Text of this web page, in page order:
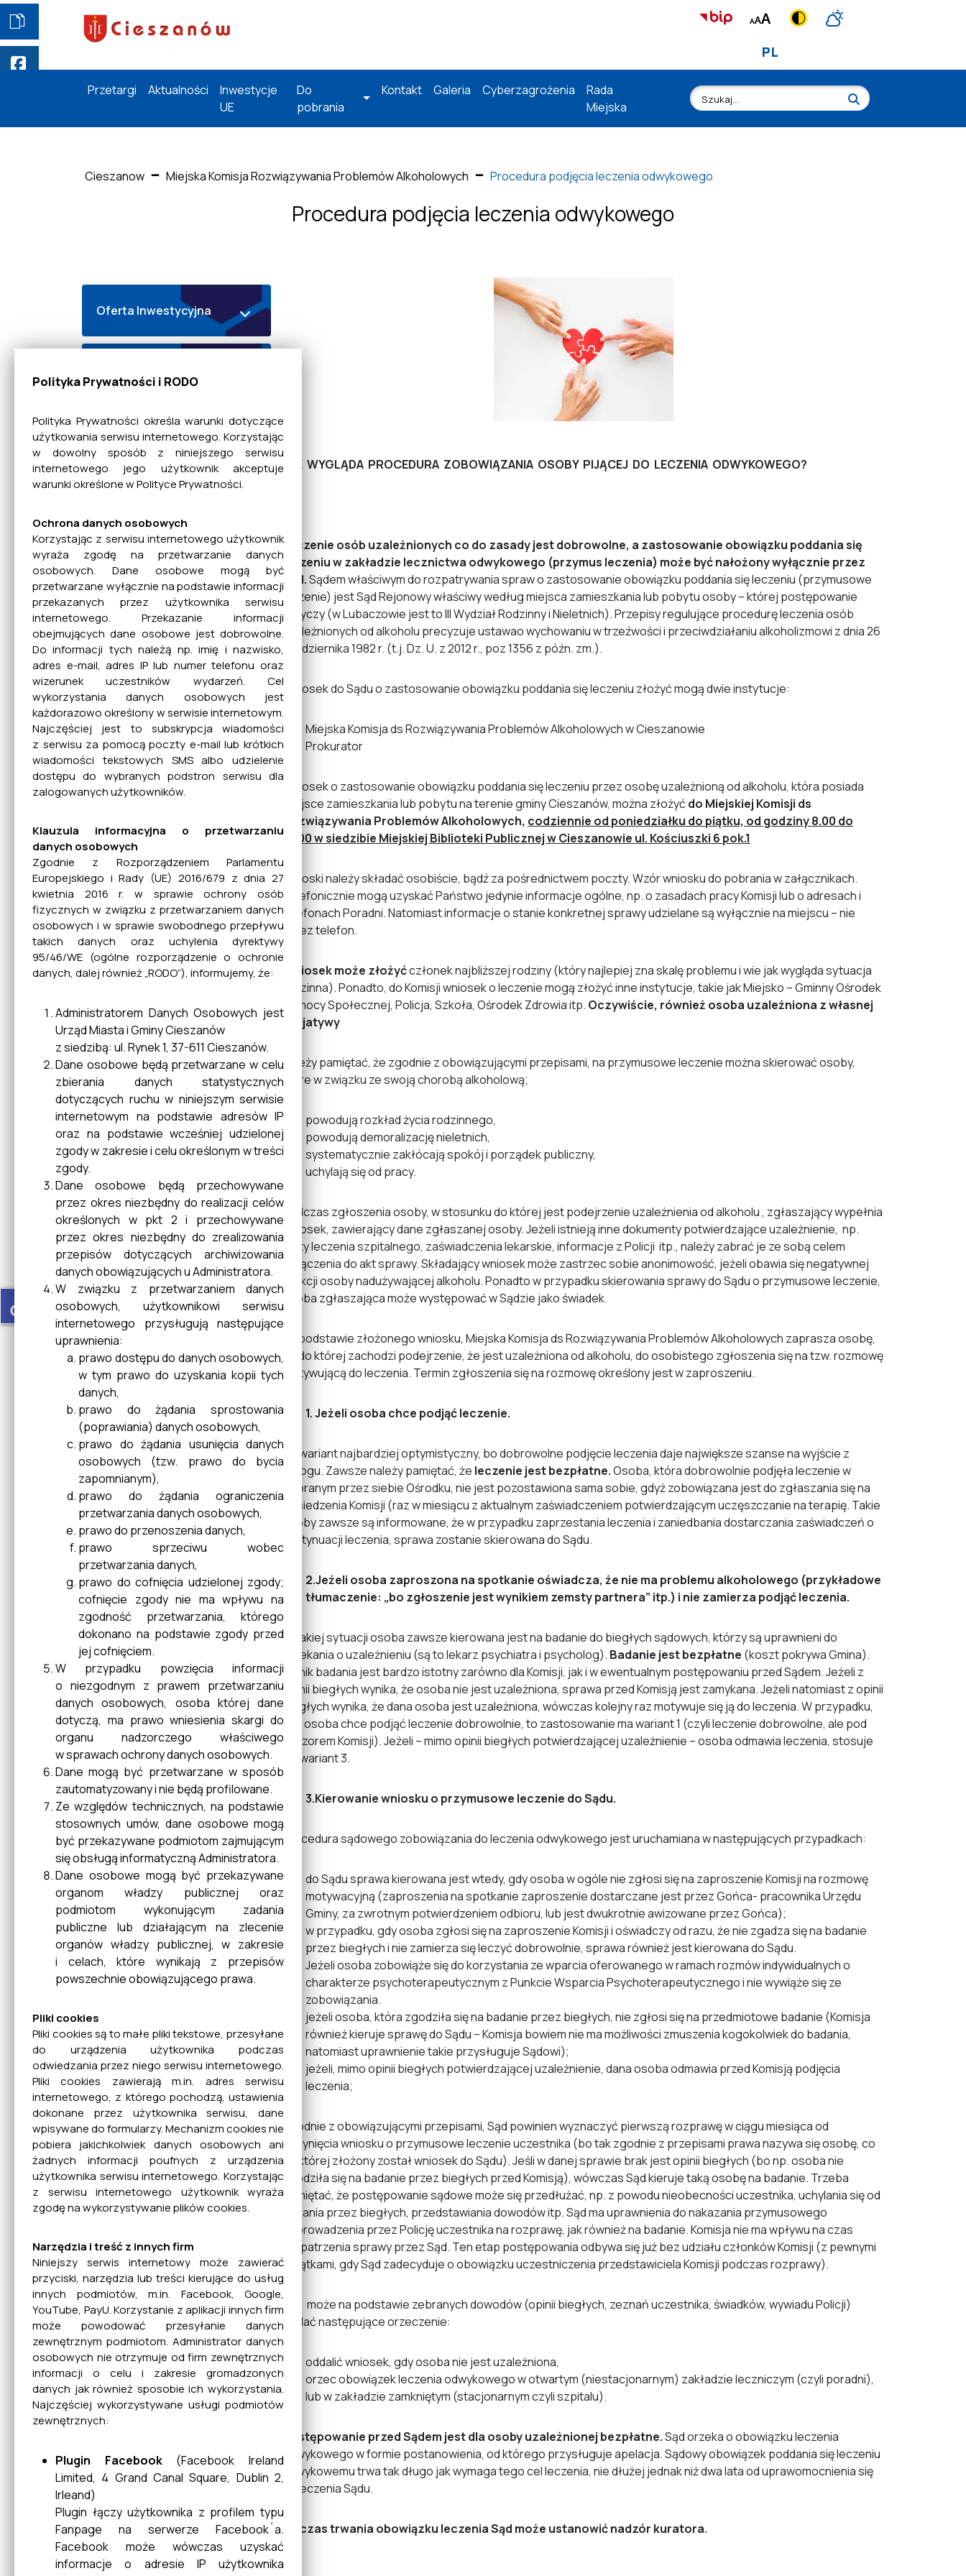
PL
Przetargi Aktualności
Inwestycje
UE
Do
pobrania
Kontakt Galeria Cyberzagrożenia
Rada
Miejska
Cieszanow Miejska Komisja Rozwiązywania Problemów Alkoholowych Procedura podjęcia leczenia odwykowego
Procedura podjęcia leczenia odwykowego
JAK WYGLĄDA PROCEDURA ZOBOWIĄZANIA OSOBY PIJĄCEJ DO LECZENIA ODWYKOWEGO?
Leczenie osób uzależnionych co do zasady jest dobrowolne, a zastosowanie obowiązku poddania się
leczeniu w zakładzie lecznictwa odwykowego (przymus leczenia) może być nałożony wyłącznie przez
Sąd.Sądem właściwym do rozpatrywania spraw o zastosowanie obowiązku poddania się leczeniu (przymusowe
leczenie) jest Sąd Rejonowy właściwy według miejsca zamieszkania lub pobytu osoby – której postępowanie
dotyczy (w Lubaczowie jest to III Wydział Rodzinny i Nieletnich). Przepisy regulujące procedurę leczenia osób
uzależnionych od alkoholu precyzuje ustawao wychowaniu w trzeźwości i przeciwdziałaniu alkoholizmowi z dnia 26
października 1982 r. (t.j. Dz. U. z 2012 r., poz 1356 z późn. zm.).
Wniosek do Sądu o zastosowanie obowiązku poddania się leczeniu złożyć mogą dwie instytucje:
Miejska Komisja ds Rozwiązywania Problemów Alkoholowych w Cieszanowie
Prokurator
Wniosek o zastosowanie obowiązku poddania się leczeniu przez osobę uzależnioną od alkoholu, która posiada
miejsce zamieszkania lub pobytu na terenie gminy Cieszanów, można złożyćdo Miejskiej Komisji ds
Rozwiązywania Problemów Alkoholowych, codziennie od poniedziałku do piątku, od godziny 8.00 do
12.00 w siedzibie Miejskiej Biblioteki Publicznej w Cieszanowie ul. Kościuszki 6 pok.1
Wnioski należy składać osobiście, bądź za pośrednictwem poczty. Wzór wniosku do pobrania w załącznikach.
Telefonicznie mogą uzyskać Państwo jedynie informacje ogólne, np. o zasadach pracy Komisji lub o adresach i
telefonach Poradni. Natomiast informacje o stanie konkretnej sprawy udzielane są wyłącznie na miejscu – nie
przez telefon.
Wniosek może złożyćczłonek najbliższej rodziny (który najlepiej zna skalę problemu i wie jak wygląda sytuacja
rodzinna). Ponadto, do Komisji wniosek o leczenie mogą złożyć inne instytucje, takie jak Miejsko – Gminny Ośrodek
Pomocy Społecznej, Policja, Szkoła, Ośrodek Zdrowia itp. Oczywiście, również osoba uzależniona z własnej
inicjatywy
Należy pamiętać, że zgodnie z obowiązującymi przepisami, na przymusowe leczenie można skierować osoby,
które w związku ze swoją chorobą alkoholową;
powodują rozkład życia rodzinnego,
powodują demoralizację nieletnich,
systematycznie zakłócają spokój i porządek publiczny,
uchylają się od pracy.
Podczas zgłoszenia osoby, w stosunku do której jest podejrzenie uzależnienia od alkoholu , zgłaszający wypełnia
wniosek, zawierający dane zgłaszanej osoby. Jeżeli istnieją inne dokumenty potwierdzające uzależnienie, np.
karty leczenia szpitalnego, zaświadczenia lekarskie, informacje z Policji itp., należy zabrać je ze sobą celem
dołączenia do akt sprawy. Składający wniosek może zastrzec sobie anonimowość, jeżeli obawia się negatywnej
reakcji osoby nadużywającej alkoholu. Ponadto w przypadku skierowania sprawy do Sądu o przymusowe leczenie,
osoba zgłaszająca może występować w Sądzie jako świadek.
Na podstawie złożonego wniosku, Miejska Komisja ds Rozwiązywania Problemów Alkoholowych zaprasza osobę,
co do której zachodzi podejrzenie, że jest uzależniona od alkoholu, do osobistego zgłoszenia się na tzw. rozmowę
motywującą do leczenia. Termin zgłoszenia się na rozmowę określony jest w zaproszeniu.
1. Jeżeli osoba chce podjąć leczenie.
To wariant najbardziej optymistyczny, bo dobrowolne podjęcie leczenia daje największe szanse na wyjście z
nałogu. Zawsze należy pamiętać, że leczenie jest bezpłatne.Osoba, która dobrowolnie podjęła leczenie w
wybranym przez siebie Ośrodku, nie jest pozostawiona sama sobie, gdyż zobowiązana jest do zgłaszania się na
posiedzenia Komisji (raz w miesiącu z aktualnym zaświadczeniem potwierdzającym uczęszczanie na terapię. Takie
osoby zawsze są informowane, że w przypadku zaprzestania leczenia i zaniedbania dostarczania zaświadczeń o
kontynuacji leczenia, sprawa zostanie skierowana do Sądu.
2.Jeżeli osoba zaproszona na spotkanie oświadcza, że nie ma problemu alkoholowego (przykładowe
tłumaczenie: „bo zgłoszenie jest wynikiem zemsty partnera” itp.) i nie zamierza podjąć leczenia.
W takiej sytuacji osoba zawsze kierowana jest na badanie do biegłych sądowych, którzy są uprawnieni do
orzekania o uzależnieniu (są to lekarz psychiatra i psycholog). Badanie jest bezpłatne (koszt pokrywa Gmina).
Wynik badania jest bardzo istotny zarówno dla Komisji, jak i w ewentualnym postępowaniu przed Sądem. Jeżeli z
opinii biegłych wynika, że osoba nie jest uzależniona, sprawa przed Komisją jest zamykana. Jeżeli natomiast z opinii
biegłych wynika, że dana osoba jest uzależniona, wówczas kolejny raz motywuje się ją do leczenia. W przypadku,
gdy osoba chce podjąć leczenie dobrowolnie, to zastosowanie ma wariant 1 (czyli leczenie dobrowolne, ale pod
nadzorem Komisji). Jeżeli – mimo opinii biegłych potwierdzającej uzależnienie – osoba odmawia leczenia, stosuje
się wariant 3.
3.Kierowanie wniosku o przymusowe leczenie do Sądu.
Procedura sądowego zobowiązania do leczenia odwykowego jest uruchamiana w następujących przypadkach:
do Sądu sprawa kierowana jest wtedy, gdy osoba w ogóle nie zgłosi się na zaproszenie Komisji na rozmowę
motywacyjną (zaproszenia na spotkanie zaproszenie dostarczane jest przez Gońca- pracownika Urzędu
Gminy, za zwrotnym potwierdzeniem odbioru, lub jest dwukrotnie awizowane przez Gońca);
w przypadku, gdy osoba zgłosi się na zaproszenie Komisji i oświadczy od razu, że nie zgadza się na badanie
przez biegłych i nie zamierza się leczyć dobrowolnie, sprawa również jest kierowana do Sądu.
Jeżeli osoba zobowiąże się do korzystania ze wparcia oferowanego w ramach rozmów indywidualnych o
charakterze psychoterapeutycznym z Punkcie Wsparcia Psychoterapeutycznego i nie wywiąże się ze
zobowiązania.
jeżeli osoba, która zgodziła się na badanie przez biegłych, nie zgłosi się na przedmiotowe badanie (Komisja
również kieruje sprawę do Sądu – Komisja bowiem nie ma możliwości zmuszenia kogokolwiek do badania,
natomiast uprawnienie takie przysługuje Sądowi);
jeżeli, mimo opinii biegłych potwierdzającej uzależnienie, dana osoba odmawia przed Komisją podjęcia
leczenia;
Zgodnie z obowiązującymi przepisami, Sąd powinien wyznaczyć pierwszą rozprawę w ciągu miesiąca od
wpłynięcia wniosku o przymusowe leczenie uczestnika (bo tak zgodnie z przepisami prawa nazywa się osobę, co
do której złożony został wniosek do Sądu). Jeśli w danej sprawie brak jest opinii biegłych (bo np. osoba nie
zgodziła się na badanie przez biegłych przed Komisją), wówczas Sąd kieruje taką osobę na badanie. Trzeba
pamiętać, że postępowanie sądowe może się przedłużać, np. z powodu nieobecności uczestnika, uchylania się od
badania przez biegłych, przedstawiania dowodów itp. Sąd ma uprawnienia do nakazania przymusowego
doprowadzenia przez Policję uczestnika na rozprawę, jak również na badanie. Komisja nie ma wpływu na czas
rozpatrzenia sprawy przez Sąd. Ten etap postępowania odbywa się już bez udziału członków Komisji (z pewnymi
wyjątkami, gdy Sąd zadecyduje o obowiązku uczestniczenia przedstawiciela Komisji podczas rozprawy).
Sąd może na podstawie zebranych dowodów (opinii biegłych, zeznań uczestnika, świadków, wywiadu Policji)
wydać następujące orzeczenie:
oddalić wniosek, gdy osoba nie jest uzależniona,
orzec obowiązek leczenia odwykowego w otwartym (niestacjonarnym) zakładzie leczniczym (czyli poradni),
lub w zakładzie zamkniętym (stacjonarnym czyli szpitalu).
Postępowanie przed Sądem jest dla osoby uzależnionej bezpłatne.Sąd orzeka o obowiązku leczenia
odwykowego w formie postanowienia, od którego przysługuje apelacja. Sądowy obowiązek poddania się leczeniu
odwykowemu trwa tak długo jak wymaga tego cel leczenia, nie dłużej jednak niż dwa lata od uprawomocnienia się
orzeczenia Sądu.
Na czas trwania obowiązku leczenia Sąd może ustanowić nadzór kuratora.
Oferta Inwestycyjna
Dane bankowe
Mienie Komunalne
Planowanie
Przestrzenne
Rada Miejska
Rewitalizacja
Bezdomne zwierzęta
NGO
Gospodarka odpadami
Informacje dla osób
niesłyszących
Przedsiębiorców
Klub HDK "Florian" w
Cieszanowie
Portal mapowy
Obrona Cywilna
Zarządzanie Kryzysowe
Miejska Komisja
Rozwiązywania Problemów
Alkoholowych
Statystyka Budynku UMIG w
Cieszanowie
MostTheMost
Ostrzeżenia METEO
Trasy ścieżek rowerowych
po Roztoczu
Konsultacje
Sygnaliści
Polityka Prywatności i RODO
Polityka Prywatności określa warunki dotyczące
użytkowania serwisu internetowego. Korzystając
w dowolny sposób z niniejszego serwisu
internetowego jego użytkownik akceptuje
warunki określone w Polityce Prywatności.
Ochrona danych osobowych
Korzystając z serwisu internetowego użytkownik
wyraża zgodę na przetwarzanie danych
osobowych. Dane osobowe mogą być
przetwarzane wyłącznie na podstawie informacji
przekazanych przez użytkownika serwisu
internetowego. Przekazanie informacji
obejmujących dane osobowe jest dobrowolne.
Do informacji tych należą np. imię i nazwisko,
adres e-mail, adres IP lub numer telefonu oraz
wizerunek uczestników wydarzeń. Cel
wykorzystania danych osobowych jest
każdorazowo określony w serwisie internetowym.
Najczęściej jest to subskrypcja wiadomości
z serwisu za pomocą poczty e-mail lub krótkich
wiadomości tekstowych SMS albo udzielenie
dostępu do wybranych podstron serwisu dla
zalogowanych użytkowników.
Klauzula informacyjna o przetwarzaniu
danych osobowych
Zgodnie z Rozporządzeniem Parlamentu
Europejskiego i Rady (UE) 2016/679 z dnia 27
kwietnia 2016 r. w sprawie ochrony osób
fizycznych w związku z przetwarzaniem danych
osobowych i w sprawie swobodnego przepływu
takich danych oraz uchylenia dyrektywy
95/46/WE (ogólne rozporządzenie o ochronie
danych, dalej również „RODO”), informujemy, że:
Administratorem Danych Osobowych jest
Urząd Miasta i Gminy Cieszanów
z siedzibą: ul. Rynek 1, 37-611 Cieszanów.
Dane osobowe będą przetwarzane w celu
zbierania danych statystycznych
dotyczących ruchu w niniejszym serwisie
internetowym na podstawie adresów IP
oraz na podstawie wcześniej udzielonej
zgody w zakresie i celu określonym w treści
zgody.
Dane osobowe będą przechowywane
przez okres niezbędny do realizacji celów
określonych w pkt 2 i przechowywane
przez okres niezbędny do zrealizowania
przepisów dotyczących archiwizowania
danych obowiązujących u Administratora.
W związku z przetwarzaniem danych
osobowych, użytkownikowi serwisu
internetowego przysługują następujące
uprawnienia:
prawo dostępu do danych osobowych,
w tym prawo do uzyskania kopii tych
danych,
prawo do żądania sprostowania
(poprawiania) danych osobowych,
prawo do żądania usunięcia danych
osobowych (tzw. prawo do bycia
zapomnianym),
prawo do żądania ograniczenia
przetwarzania danych osobowych,
prawo do przenoszenia danych,
prawo sprzeciwu wobec
przetwarzania danych,
prawo do cofnięcia udzielonej zgody;
cofnięcie zgody nie ma wpływu na
zgodność przetwarzania, którego
dokonano na podstawie zgody przed
jej cofnięciem.
W przypadku powzięcia informacji
o niezgodnym z prawem przetwarzaniu
danych osobowych, osoba której dane
dotyczą, ma prawo wniesienia skargi do
organu nadzorczego właściwego
w sprawach ochrony danych osobowych.
Dane mogą być przetwarzane w sposób
zautomatyzowany i nie będą profilowane.
Ze względów technicznych, na podstawie
stosownych umów, dane osobowe mogą
być przekazywane podmiotom zajmującym
się obsługą informatyczną Administratora.
Dane osobowe mogą być przekazywane
organom władzy publicznej oraz
podmiotom wykonującym zadania
publiczne lub działającym na zlecenie
organów władzy publicznej, w zakresie
i celach, które wynikają z przepisów
powszechnie obowiązującego prawa.
Pliki cookies
Pliki cookies są to małe pliki tekstowe, przesyłane
do urządzenia użytkownika podczas
odwiedzania przez niego serwisu internetowego.
Pliki cookies zawierają m.in. adres serwisu
internetowego, z którego pochodzą, ustawienia
dokonane przez użytkownika serwisu, dane
wpisywane do formularzy. Mechanizm cookies nie
pobiera jakichkolwiek danych osobowych ani
żadnych informacji poufnych z urządzenia
użytkownika serwisu internetowego. Korzystając
z serwisu internetowego użytkownik wyraża
zgodę na wykorzystywanie plików cookies.
Narzędzia i treść z innych firm
Niniejszy serwis internetowy może zawierać
przyciski, narzędzia lub treści kierujące do usług
innych podmiotów, m.in. Facebook, Google,
YouTube, PayU. Korzystanie z aplikacji innych firm
może powodować przesyłanie danych
zewnętrznym podmiotom. Administrator danych
osobowych nie otrzymuje od firm zewnętrznych
informacji o celu i zakresie gromadzonych
danych jak również sposobie ich wykorzystania.
Najczęściej wykorzystywane usługi podmiotów
zewnętrznych:
Plugin Facebook(Facebook Ireland
Limited, 4 Grand Canal Square, Dublin 2,
Irleand)
Plugin łączy użytkownika z profilem typu
Fanpage na serwerze Facebook´a.
Facebook może wówczas uzyskać
informacje o adresie IP użytkownika
accessible